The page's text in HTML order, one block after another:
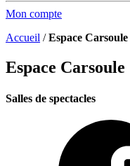
Mon compte
Accueil /Espace Carsoule
Espace Carsoule
Salles de spectacles